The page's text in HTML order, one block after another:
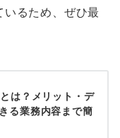
るため、ぜひ最
は？メリット・デ
る業務内容まで簡